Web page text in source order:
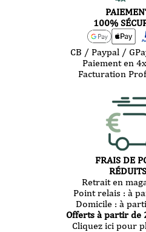
100%
CB / Paypal /
Paiement en
Facturation
FRAIS DE
RÉDUITS
Retrait en
Point relais : à
Domicile : à
Offerts à partir de
Cliquez ici pour